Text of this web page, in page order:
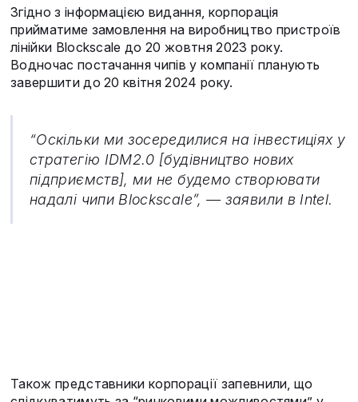
Згідно з інформацією видання, корпорація
прийматиме замовлення на виробництво пристроїв
лінійки Blockscale до 20 жовтня 2023 року.
Водночас постачання чипів у компанії планують
завершити до 20 квітня 2024 року.
“Оскільки ми зосередилися на інвестиціях у
стратегію IDM2.0 [будівництво нових
підприємств], ми не будемо створювати
надалі чипи Blockscale”, — заявили в Intel.
Також представники корпорації запевнили, що